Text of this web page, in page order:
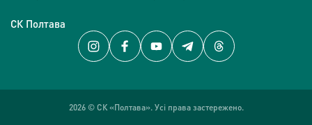
CК Полтава
2026 © СК «Полтава». Усі права застережено.